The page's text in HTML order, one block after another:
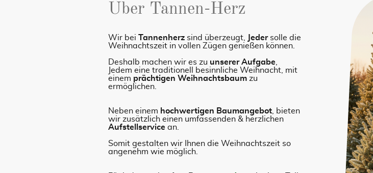
Über Tannen-Herz
Wir bei Tannenherz sind überzeugt, Jeder solle die
Weihnachtszeit in vollen Zügen genießen können.
Deshalb machen wir es zu unserer Aufgabe,
Jedem eine traditionell besinnliche Weihnacht, mit
einem prächtigen Weihnachtsbaum zu
ermöglichen.
Neben einem hochwertigen Baumangebot, bieten
wir zusätzlich einen umfassenden & herzlichen
Aufstellservice an.
Somit gestalten wir Ihnen die Weihnachtszeit so
angenehm wie möglich.